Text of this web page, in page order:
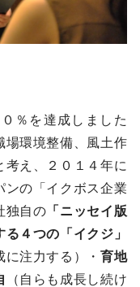
％を達成しました
場環境整備、風土作
考え、２０１４年に
ンの「イクボス企業
独自の 「ニッセイ版
４つの「イクジ」
に注力する）・ 育地
（自らも成長し続け